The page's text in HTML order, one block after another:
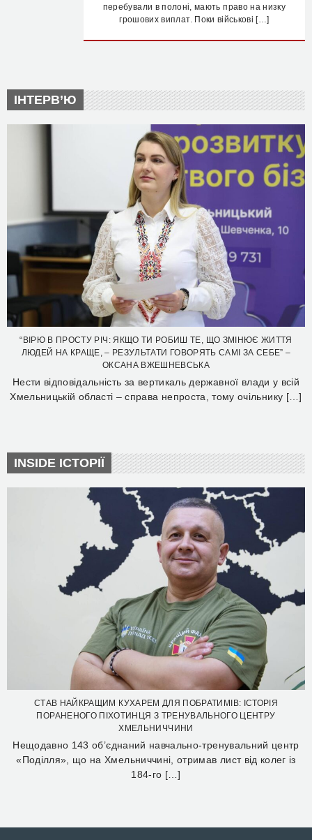
перебували в полоні, мають право на низку
грошових виплат. Поки військові […]
ІНТЕРВ’Ю
“ВІРЮ В ПРОСТУ РІЧ: ЯКЩО ТИ РОБИШ ТЕ, ЩО ЗМІНЮЄ ЖИТТЯ
ЛЮДЕЙ НА КРАЩЕ, – РЕЗУЛЬТАТИ ГОВОРЯТЬ САМІ ЗА СЕБЕ” –
ОКСАНА ВЖЕШНЕВСЬКА
Нести відповідальність за вертикаль державної влади у всій
Хмельницькій області – справа непроста, тому очільнику […]
INSIDE ІСТОРІЇ
СТАВ НАЙКРАЩИМ КУХАРЕМ ДЛЯ ПОБРАТИМІВ: ІСТОРІЯ
ПОРАНЕНОГО ПІХОТИНЦЯ З ТРЕНУВАЛЬНОГО ЦЕНТРУ
ХМЕЛЬНИЧЧИНИ
Нещодавно 143 об’єднаний навчально-тренувальний центр
«Поділля», що на Хмельниччині, отримав лист від колег із
184-го […]